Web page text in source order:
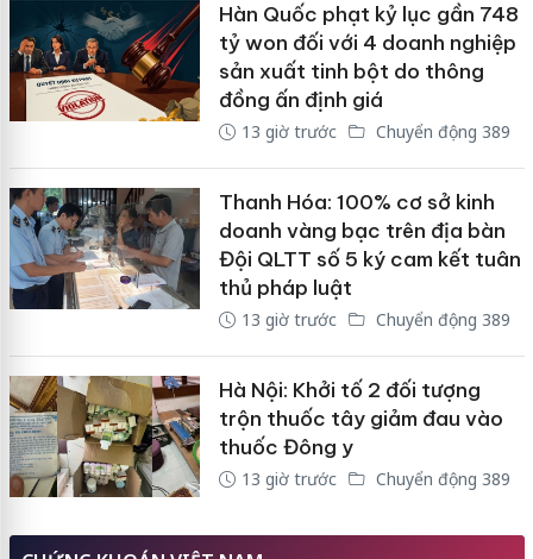
Hàn Quốc phạt kỷ lục gần 748
tỷ won đối với 4 doanh nghiệp
sản xuất tinh bột do thông
đồng ấn định giá
13 giờ trước Chuyển động 389
Thanh Hóa: 100% cơ sở kinh
doanh vàng bạc trên địa bàn
Đội QLTT số 5 ký cam kết tuân
thủ pháp luật
13 giờ trước Chuyển động 389
Hà Nội: Khởi tố 2 đối tượng
trộn thuốc tây giảm đau vào
thuốc Đông y
13 giờ trước Chuyển động 389